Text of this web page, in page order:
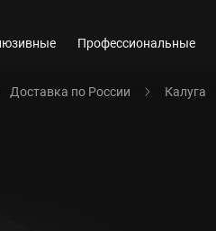
Профессиональные
Доставка по России Калуга